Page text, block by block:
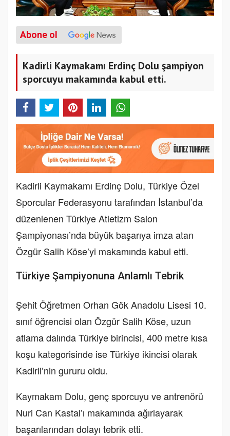
Abone ol
Kadirli Kaymakamı Erdinç Dolu şampiyon
sporcuyu makamında kabul etti.
Kadirli Kaymakamı Erdinç Dolu, Türkiye Özel
Sporcular Federasyonu tarafından İstanbul’da
düzenlenen Türkiye Atletizm Salon
Şampiyonası’nda büyük başarıya imza atan
Özgür Salih Köse’yi makamında kabul etti.
Türkiye Şampiyonuna Anlamlı Tebrik
Şehit Öğretmen Orhan Gök Anadolu Lisesi 10.
sınıf öğrencisi olan Özgür Salih Köse, uzun
atlama dalında Türkiye birincisi, 400 metre kısa
koşu kategorisinde ise Türkiye ikincisi olarak
Kadirli’nin gururu oldu.
Kaymakam Dolu, genç sporcuyu ve antrenörü
Nuri Can Kastal’ı makamında ağırlayarak
başarılarından dolayı tebrik etti.